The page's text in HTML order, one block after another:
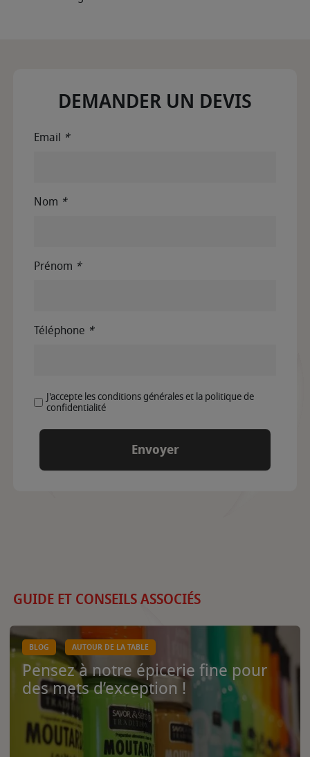
DEMANDER UN DEVIS
Email *
Nom *
Prénom *
Téléphone *
J'accepte les conditions générales et la politique de
confidentialité
GUIDE ET CONSEILS ASSOCIÉS
BLOG AUTOUR DE LA TABLE
Pensez à notre épicerie fine pour
des mets d’exception !